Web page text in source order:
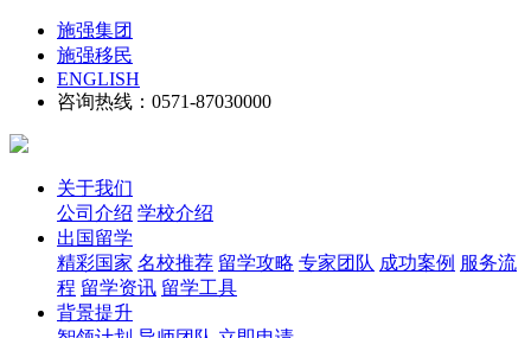
施强集团
施强移民
ENGLISH
咨询热线：0571-87030000
关于我们
公司介绍 学校介绍
出国留学
精彩国家 名校推荐 留学攻略 专家团队 成功案例 服务流
程 留学资讯 留学工具
背景提升